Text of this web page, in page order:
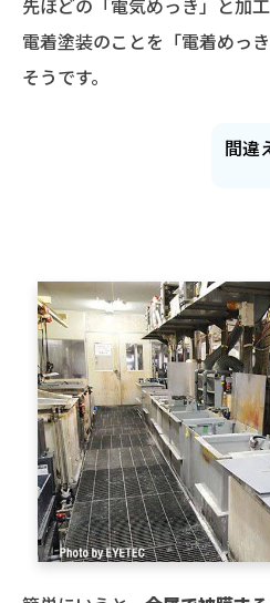
先ほどの「電気めっき」と加
電着塗装のことを「電着めっ
そうです。
間違